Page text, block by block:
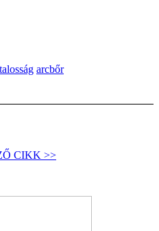
arcbőr
CIKK >>